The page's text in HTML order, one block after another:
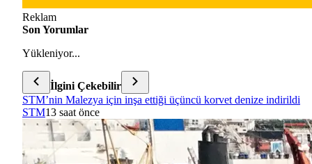
Reklam
Son Yorumlar
Yükleniyor...
İlgini Çekebilir
STM’nin Malezya için inşa ettiği üçüncü korvet denize indirildi
STM13 saat önce